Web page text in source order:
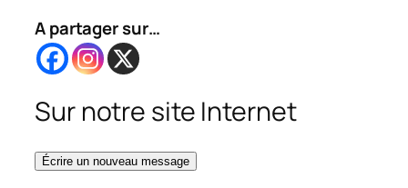
A partager sur…
Sur notre site Internet